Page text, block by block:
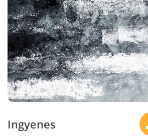
Ingyenes